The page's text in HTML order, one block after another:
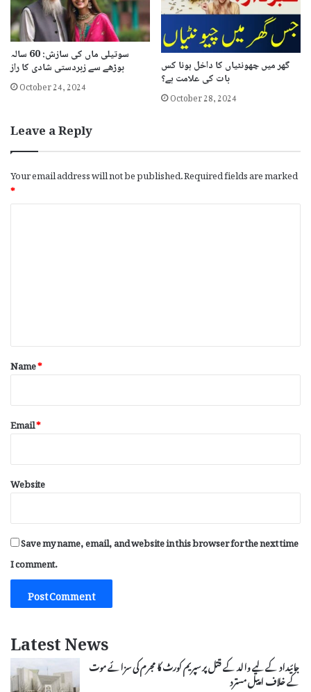
سوتیلی ماں کی سازش: 60 سالہ
بوڑھے سے زبردستی شادی کا راز
October 24, 2024
گھر میں چھونٹیاں کا داخل ہونا کس
بات کی علامت ہے؟
October 28, 2024
Leave a Reply
Your email address will not be published.Required fields are marked
*
*
Name*
Email*
Website
Save my name, email, and website in this browser for the next time
I comment.
Latest News
جائیداد کے لیے والد کے قتل پر سپریم کورٹ کا مجرم کی سزائے موت
کے خلاف اپیل مسترد